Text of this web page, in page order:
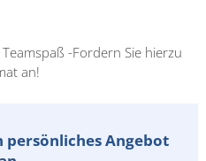
-Fordern Sie hierzu
an!
persönliches Angebot